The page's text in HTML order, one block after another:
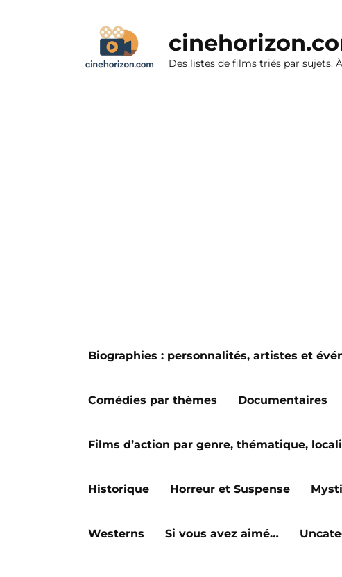
Des listes de films triés par sujets.
Biographies : personnalités, artistes et
Comédies par thèmes Documentaires
Films d’action par genre, thématique,
Historique Horreur et Suspense
Westerns Si vous avez aimé…